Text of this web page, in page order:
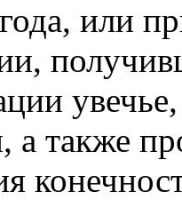
или
а также